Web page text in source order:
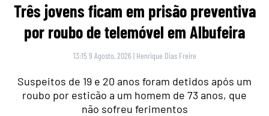
Três jovens ficam em prisão preventiva
por roubo de telemóvel em Albufeira
13:15 9 Agosto, 2026 | Henrique Dias Freire
Suspeitos de 19 e 20 anos foram detidos após um
roubo por esticão a um homem de 73 anos, que
não sofreu ferimentos